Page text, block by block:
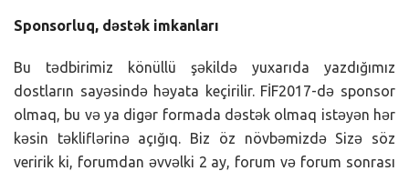
Sponsorluq, dəstək imkanları
Bu tədbirimiz könüllü şəkildə yuxarıda yazdığımız
dostların sayəsində həyata keçirilir. FİF2017-də sponsor
olmaq, bu və ya digər formada dəstək olmaq istəyən hər
kəsin təkliflərinə açığıq. Biz öz növbəmizdə Sizə söz
veririk ki, forumdan əvvəlki 2 ay, forum və forum sonrası